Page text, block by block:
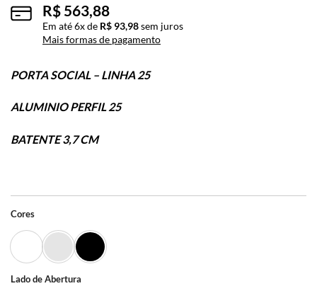
R$ 563,88
Em até6x de R$ 93,98sem juros
Mais formas de pagamento
PORTA SOCIAL – LINHA 25
ALUMINIO PERFIL 25
BATENTE 3,7 CM
Cores
Lado de Abertura